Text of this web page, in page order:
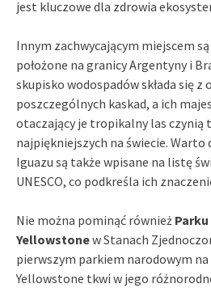
jest kluczowe dla zdrowia
Innym zachwycającym miejscem są
położone na granicy Argentyny i
skupisko wodospadów składa się z
poszczególnych kaskad, a ich
otaczający je tropikalny las czynią
najpiękniejszych na świecie. Warto
Iguazu są także wpisane na listę
UNESCO, co podkreśla ich
Nie można pominąć również
Yellowstonew Stanach
pierwszym parkiem narodowym na
Yellowstone tkwi w jego